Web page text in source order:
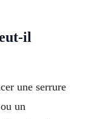
il
une serrure
un